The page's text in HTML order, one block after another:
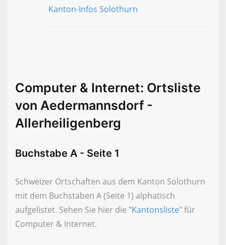
Kanton-Infos Solothurn
Computer & Internet: Ortsliste
von Aedermannsdorf -
Allerheiligenberg
Buchstabe A - Seite 1
Schweizer Ortschaften aus dem Kanton Solothurn
mit dem Buchstaben A (Seite 1) alphatisch
aufgelistet. Sehen Sie hier die "Kantonsliste"für
Computer & Internet.